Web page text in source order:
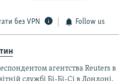
без VPN Follow us
агентства Reuters в